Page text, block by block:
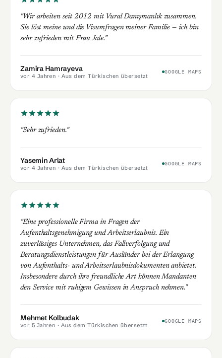
"Wir arbeiten seit 2012 mit Vural Danışmanlık zusammen.
Sie löst meine und die Visumfragen meiner Familie — ich bin
sehr zufrieden mit Frau Jale."
Zamira Hamrayeva
vor 4 Jahren · Aus dem Türkischen übersetzt
GOOGLE MAPS
"Sehr zufrieden."
Yasemin Arlat
vor 4 Jahren · Aus dem Türkischen übersetzt
GOOGLE MAPS
"Eine professionelle Firma in Fragen der
Aufenthaltsgenehmigung und Arbeitserlaubnis. Ein
zuverlässiges Unternehmen, das Fallverfolgung und
Beratungsdienstleistungen für Ausländer bei der Erlangung
von Aufenthalts- und Arbeitserlaubnisdokumenten anbietet.
Insbesondere durch ihre freundliche Art können Mandanten
den Service mit ruhigem Gewissen in Anspruch nehmen."
Mehmet Kolbudak
vor 5 Jahren · Aus dem Türkischen übersetzt
GOOGLE MAPS